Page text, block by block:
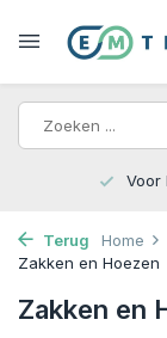
Terug Home
Zakken en Hoezen
Zakken en